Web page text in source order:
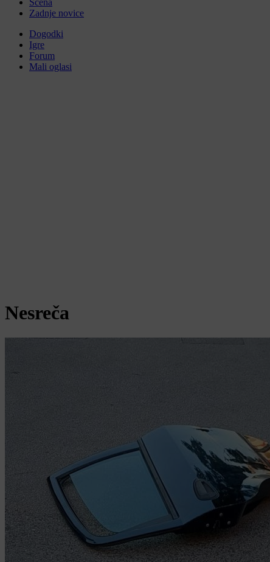
Zadnje novice
Dogodki
Igre
Forum
Mali oglasi
Nesreča